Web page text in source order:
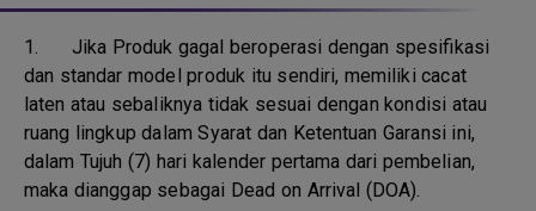
1. Jika Produk gagal beroperasi dengan spesifikasi
dan standar model produk itu sendiri, memiliki cacat
laten atau sebaliknya tidak sesuai dengan kondisi atau
ruang lingkup dalam Syarat dan Ketentuan Garansi ini,
dalam Tujuh (7) hari kalender pertama dari pembelian,
maka dianggap sebagai Dead on Arrival (DOA).